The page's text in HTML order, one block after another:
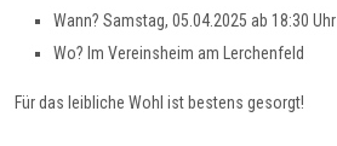
Wann? Samstag, 05.04.2025 ab 18:30 Uhr
Wo? Im Vereinsheim am Lerchenfeld
Für das leibliche Wohl ist bestens gesorgt!